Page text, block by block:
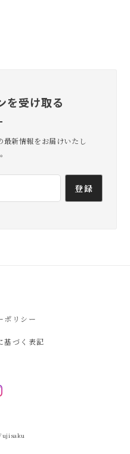
を受け取る
最新情報をお届けいたし
登録
ポリシー
基づく表記